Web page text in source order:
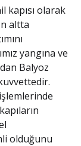
kapısı olarak
altta
yangına ve
Balyoz
olduğunu